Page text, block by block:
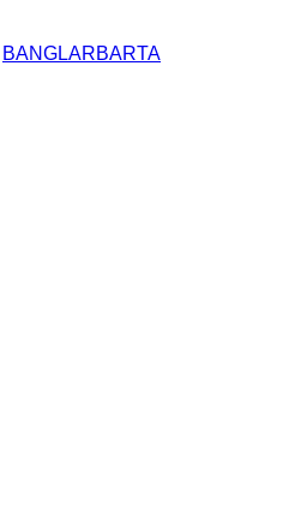
BANGLARBARTA